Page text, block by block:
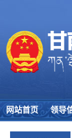
网站首页 领导